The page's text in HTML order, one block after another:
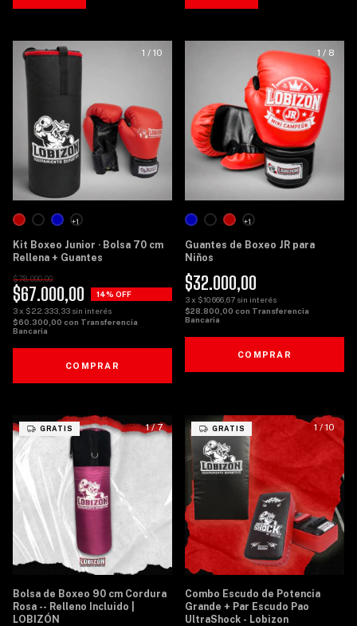
1 / 10
Kit Boxeo Junior · Bolsa 70 cm
Rellena + Guantes
$67.000,00
$78.000,00
14% OFF
3x $22.333,33 sin interés
$60.300,00 con Transferencia
Bancaria
+1
COMPRAR
1 / 8
Guantes de Boxeo JR para
Niños
$32.000,00
3x $10.666,67 sin interés
$28.800,00 con Transferencia
Bancaria
+1
COMPRAR
1/7
GRATIS
Bolsa de Boxeo 90 cm Cordura
Rosa -- Relleno Incluido |
LOBIZÓN
1/10
GRATIS
Combo Escudo de Potencia
Grande + Par Escudo Pao
UltraShock - Lobizon